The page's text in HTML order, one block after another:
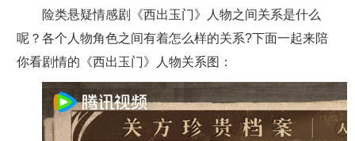
险类悬疑情感剧《西出玉门》人物之间关系是什么
呢？各个人物角色之间有着怎么样的关系?下面一起来陪
你看剧情的《西出玉门》人物关系图：